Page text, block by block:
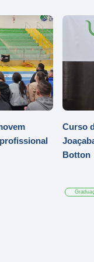
Curso
Botton